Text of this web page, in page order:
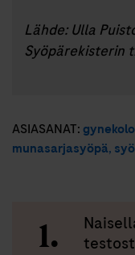
Lähde: Ulla
Syöpärekisterin
ASIASANAT:
munasarjasyöpä,